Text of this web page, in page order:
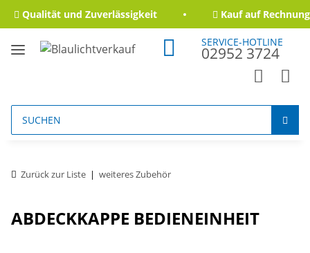
Qualität und Zuverlässigkeit Kauf auf Rechnung
SERVICE-HOTLINE
02952 3724
Zurück zur Liste weiteres Zubehör
ABDECKKAPPE BEDIENEINHEIT